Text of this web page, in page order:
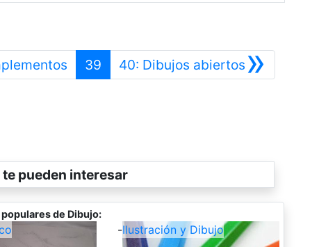
Anterior
39 »
40: Dibujos abiertosSiguiente
pueden interesar
de Dibujo:
-Ilustración y Dibujo